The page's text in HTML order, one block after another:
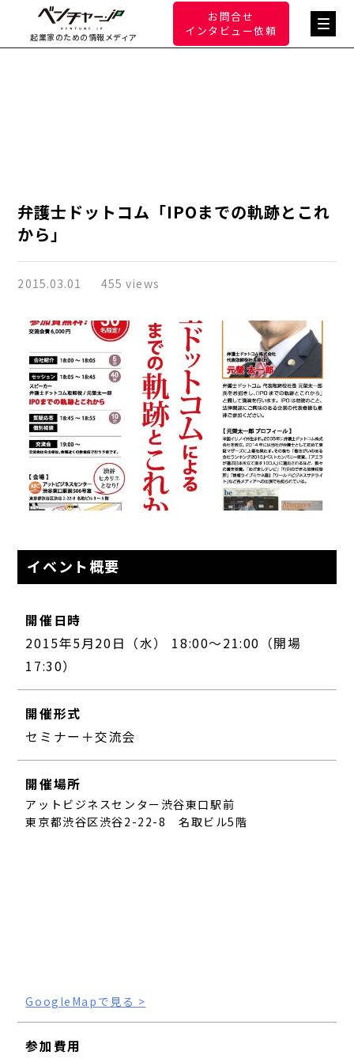
起業家のための情報メディア
お問合せ
インタビュー依頼
弁護士ドットコム「IPOまでの軌跡とこれ
から」
2015.03.01 455 views
イベント概要
開催日時
2015年5月20日（水） 18:00～21:00（開場
17:30）
開催形式
セミナー＋交流会
開催場所
アットビジネスセンター渋谷東口駅前
東京都渋谷区渋谷2-22-8 名取ビル5階
GoogleMapで見る >
参加費用